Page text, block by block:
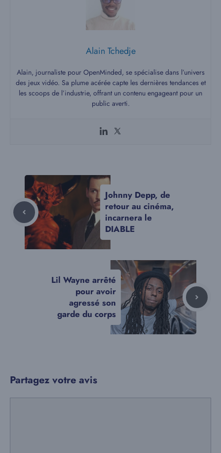
Alain Tchedje
Alain, journaliste pour OpenMinded, se spécialise dans l’univers
des jeux vidéo. Sa plume acérée capte les dernières tendances et
les scoops de l’industrie, offrant un contenu engageant pour un
public averti.
Johnny Depp, de
retour au cinéma,
incarnera le
DIABLE
Lil Wayne arrêté
pour avoir
agressé son
garde du corps
Partagez votre avis